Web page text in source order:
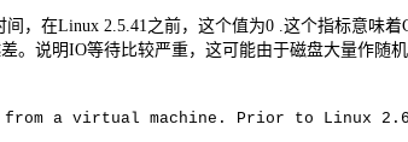
间，在Linux 2.5.41之前，这个值为0 .这个指标意味着
。说明IO等待比较严重，这可能由于磁盘大量作随
a virtual machine. Prior to Linux